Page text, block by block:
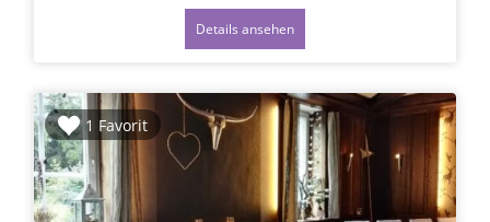
Details ansehen
1 Favorit